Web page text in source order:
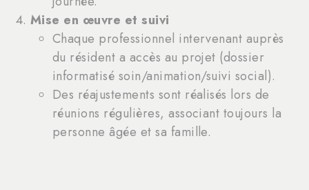
Mise en œuvre et suivi
Chaque professionnel intervenant auprès
du résident a accès au projet (dossier
informatisé soin/animation/suivi social).
Des réajustements sont réalisés lors de
réunions régulières, associant toujours la
personne âgée et sa famille.